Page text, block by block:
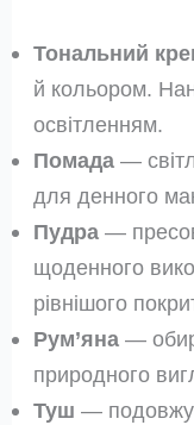
Тональний
й кольором.
освітленням.
Помада—
для денного
Пудра—
щоденного
рівнішого
Рум’яна—
природного
Туш —